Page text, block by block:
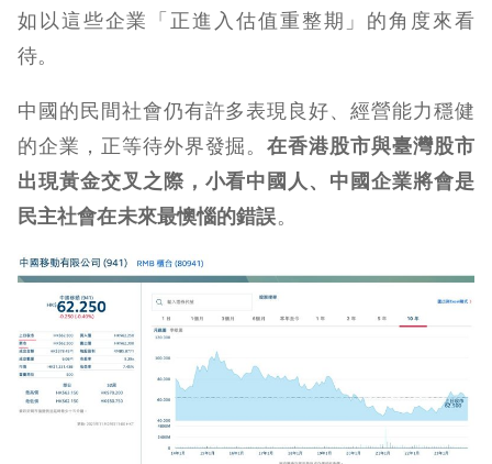
如以這些企業「正進入估值重整期」的角度來看
待。
中國的民間社會仍有許多表現良好、經營能力穩健
的企業，正等待外界發掘。在香港股市與臺灣股市
出現黃金交叉之際，小看中國人、中國企業將會是
民主社會在未來最懊惱的錯誤。